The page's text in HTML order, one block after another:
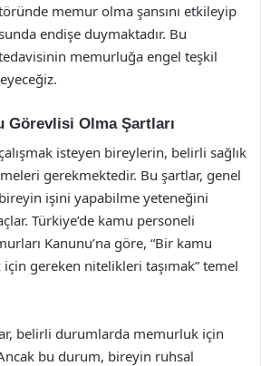
memur olma şansını etkileyip
endişe duymaktadır. Bu
memurluğa engel teşkil
Görevlisi Olma Şartları
isteyen bireylerin, belirli sağlık
gerekmektedir. Bu şartlar, genel
işini yapabilme yeteneğini
Türkiye’de kamu personeli
Kanunu’na göre, “Bir kamu
gereken nitelikleri taşımak” temel
belirli durumlarda memurluk için
bu durum, bireyin ruhsal